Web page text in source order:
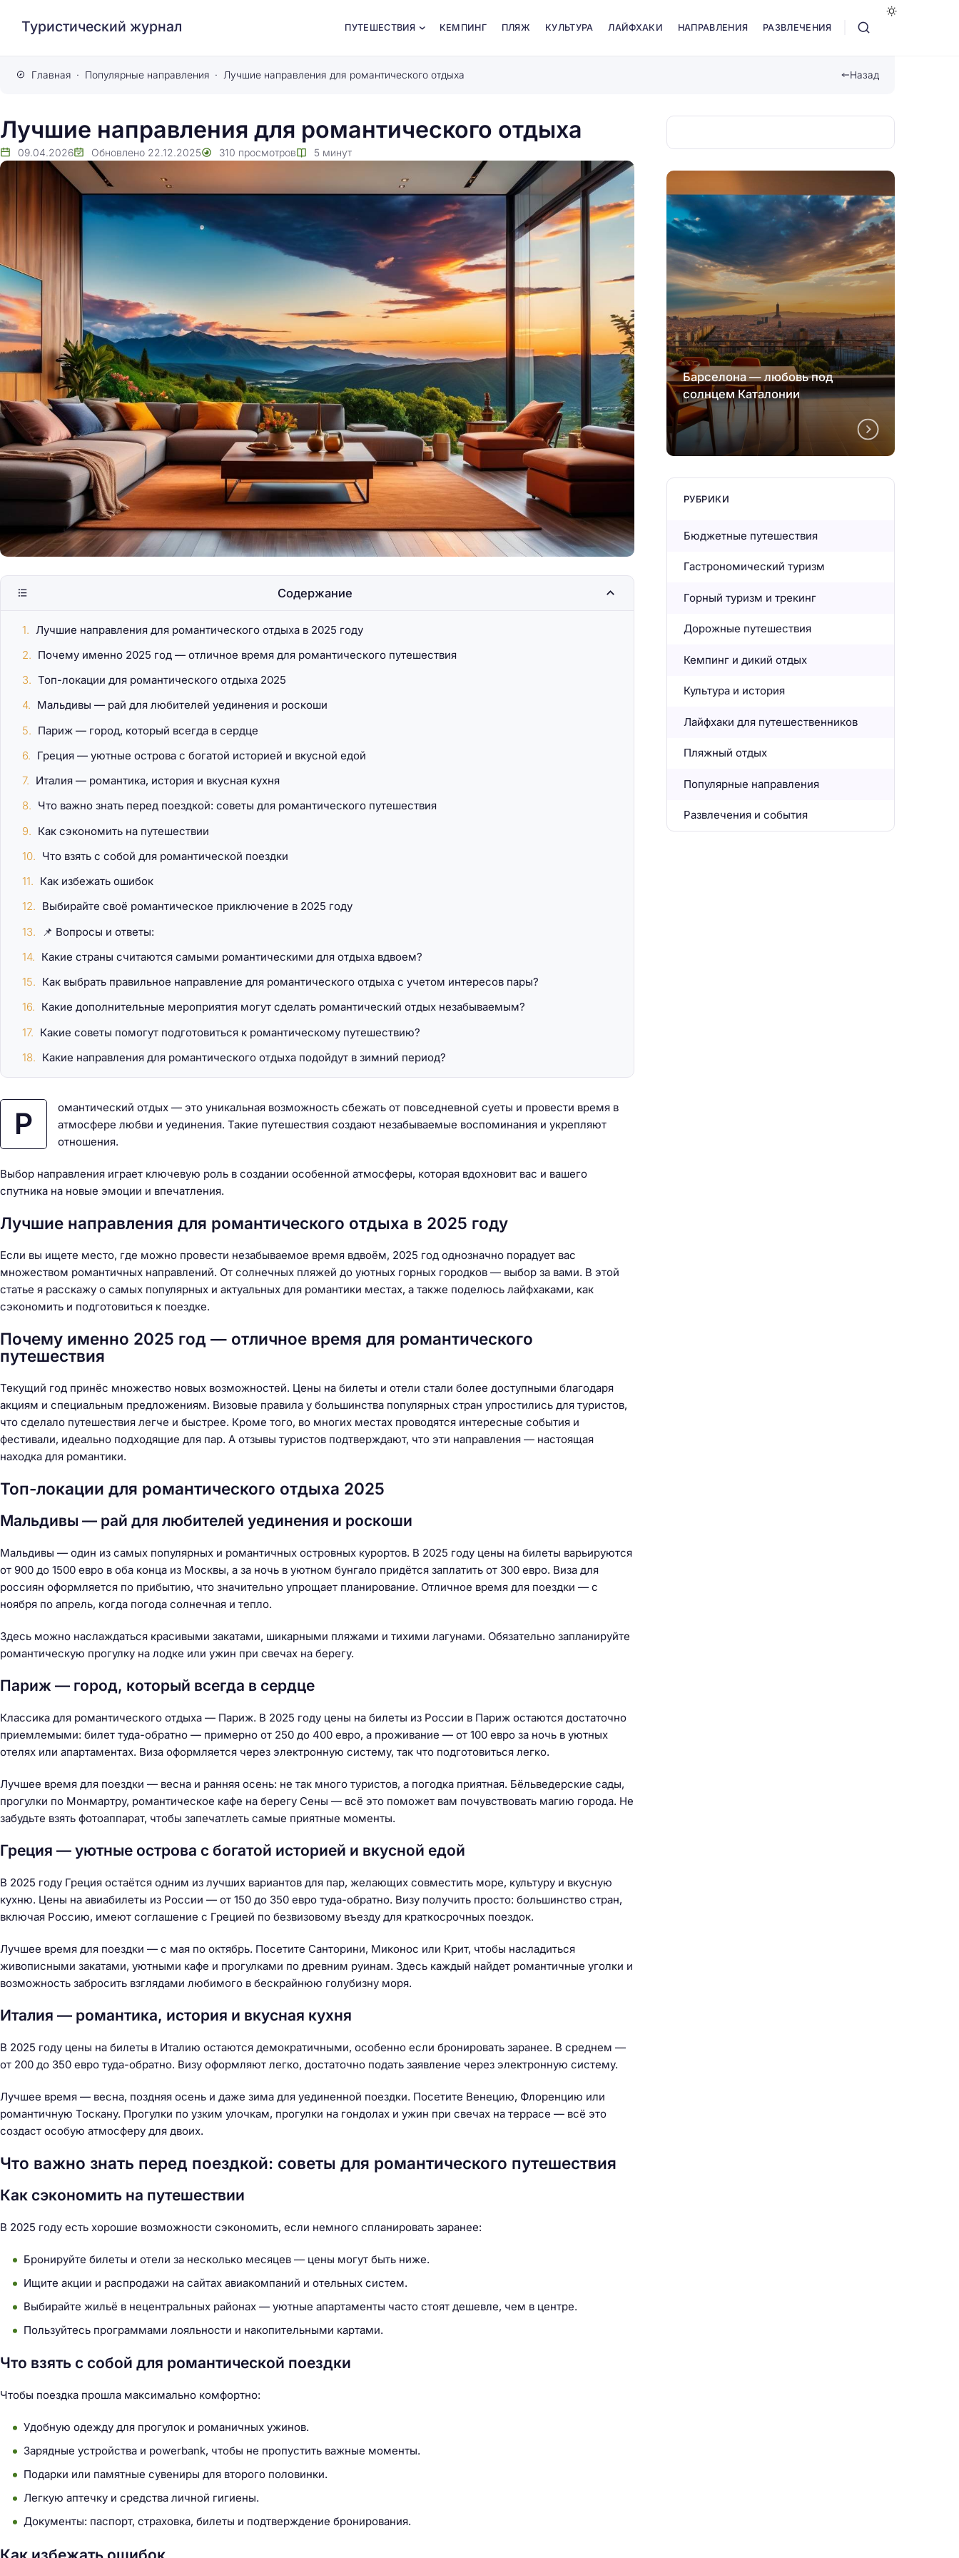
Туристический журнал ПУТЕШЕСТВИЯ КЕМПИНГ ПЛЯЖ КУЛЬТУРА ЛАЙФХАКИ НАПРАВЛЕНИЯ РАЗВЛЕЧЕНИЯ
Главная Популярные направления Лучшие направления для романтического отдыха Назад
Лучшие направления для романтического отдыха
09.04.2026 Обновлено 22.12.2025 310 просмотров 5 минут
Р
омантический отдых — это уникальная возможность сбежать от повседневной суеты и провести время в
атмосфере любви и уединения. Такие путешествия создают незабываемые воспоминания и укрепляют
отношения.
Выбор направления играет ключевую роль в создании особенной атмосферы, которая вдохновит вас и вашего
спутника на новые эмоции и впечатления.
Лучшие направления для романтического отдыха в 2025 году
Если вы ищете место, где можно провести незабываемое время вдвоём, 2025 год однозначно порадует вас
множеством романтичных направлений. От солнечных пляжей до уютных горных городков — выбор за вами. В этой
статье я расскажу о самых популярных и актуальных для романтики местах, а также поделюсь лайфхаками, как
сэкономить и подготовиться к поездке.
Почему именно 2025 год — отличное время для романтического
путешествия
Текущий год принёс множество новых возможностей. Цены на билеты и отели стали более доступными благодаря
акциям и специальным предложениям. Визовые правила у большинства популярных стран упростились для туристов,
что сделало путешествия легче и быстрее. Кроме того, во многих местах проводятся интересные события и
фестивали, идеально подходящие для пар. А отзывы туристов подтверждают, что эти направления — настоящая
находка для романтики.
Топ-локации для романтического отдыха 2025
Мальдивы — рай для любителей уединения и роскоши
Мальдивы — один из самых популярных и романтичных островных курортов. В 2025 году цены на билеты варьируются
от 900 до 1500 евро в оба конца из Москвы, а за ночь в уютном бунгало придётся заплатить от 300 евро. Виза для
россиян оформляется по прибытию, что значительно упрощает планирование. Отличное время для поездки — с
ноября по апрель, когда погода солнечная и тепло.
Здесь можно наслаждаться красивыми закатами, шикарными пляжами и тихими лагунами. Обязательно запланируйте
романтическую прогулку на лодке или ужин при свечах на берегу.
Париж — город, который всегда в сердце
Классика для романтического отдыха — Париж. В 2025 году цены на билеты из России в Париж остаются достаточно
приемлемыми: билет туда-обратно — примерно от 250 до 400 евро, а проживание — от 100 евро за ночь в уютных
отелях или апартаментах. Виза оформляется через электронную систему, так что подготовиться легко.
Лучшее время для поездки — весна и ранняя осень: не так много туристов, а погодка приятная. Бёльведерские сады,
прогулки по Монмартру, романтическое кафе на берегу Сены — всё это поможет вам почувствовать магию города. Не
забудьте взять фотоаппарат, чтобы запечатлеть самые приятные моменты.
Греция — уютные острова с богатой историей и вкусной едой
В 2025 году Греция остаётся одним из лучших вариантов для пар, желающих совместить море, культуру и вкусную
кухню. Цены на авиабилеты из России — от 150 до 350 евро туда-обратно. Визу получить просто: большинство стран,
включая Россию, имеют соглашение с Грецией по безвизовому въезду для краткосрочных поездок.
Лучшее время для поездки — с мая по октябрь. Посетите Санторини, Миконос или Крит, чтобы насладиться
живописными закатами, уютными кафе и прогулками по древним руинам. Здесь каждый найдет романтичные уголки и
возможность забросить взглядами любимого в бескрайнюю голубизну моря.
Италия — романтика, история и вкусная кухня
В 2025 году цены на билеты в Италию остаются демократичными, особенно если бронировать заранее. В среднем —
от 200 до 350 евро туда-обратно. Визу оформляют легко, достаточно подать заявление через электронную систему.
Лучшее время — весна, поздняя осень и даже зима для уединенной поездки. Посетите Венецию, Флоренцию или
романтичную Тоскану. Прогулки по узким улочкам, прогулки на гондолах и ужин при свечах на террасе — всё это
создаст особую атмосферу для двоих.
Что важно знать перед поездкой: советы для романтического путешествия
Как сэкономить на путешествии
В 2025 году есть хорошие возможности сэкономить, если немного спланировать заранее:
Бронируйте билеты и отели за несколько месяцев — цены могут быть ниже.
Ищите акции и распродажи на сайтах авиакомпаний и отельных систем.
Выбирайте жильё в нецентральных районах — уютные апартаменты часто стоят дешевле, чем в центре.
Пользуйтесь программами лояльности и накопительными картами.
Что взять с собой для романтической поездки
Чтобы поездка прошла максимально комфортно:
Удобную одежду для прогулок и романичных ужинов.
Зарядные устройства и powerbank, чтобы не пропустить важные моменты.
Подарки или памятные сувениры для второго половинки.
Легкую аптечку и средства личной гигиены.
Документы: паспорт, страховка, билеты и подтверждение бронирования.
Содержание
Лучшие направления для романтического отдыха в 2025 году
Почему именно 2025 год — отличное время для романтического путешествия
Топ-локации для романтического отдыха 2025
Мальдивы — рай для любителей уединения и роскоши
Париж — город, который всегда в сердце
Греция — уютные острова с богатой историей и вкусной едой
Италия — романтика, история и вкусная кухня
Что важно знать перед поездкой: советы для романтического путешествия
Как сэкономить на путешествии
Что взять с собой для романтической поездки
Как избежать ошибок
Выбирайте своё романтическое приключение в 2025 году
📌 Вопросы и ответы:
Какие страны считаются самыми романтическими для отдыха вдвоем?
Как выбрать правильное направление для романтического отдыха с учетом интересов пары?
Какие дополнительные мероприятия могут сделать романтический отдых незабываемым?
Какие советы помогут подготовиться к романтическому путешествию?
Какие направления для романтического отдыха подойдут в зимний период?
Барселона — любовь под
солнцем Каталонии
Барселона — любовь под
солнцем Каталонии
Барселона — любовь под
солнцем Каталонии
РУБРИКИ
Бюджетные путешествия
Гастрономический туризм
Горный туризм и трекинг
Дорожные путешествия
Кемпинг и дикий отдых
Культура и история
Лайфхаки для путешественников
Пляжный отдых
Популярные направления
Развлечения и события
Н
а
й
и
: